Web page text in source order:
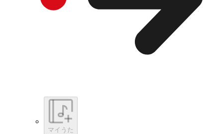
マイうた